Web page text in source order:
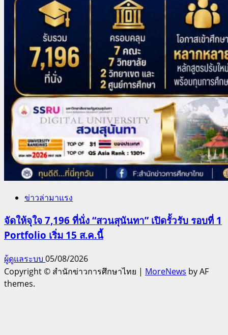
ข่าวล่ามาแรง
จัดให้จุใจ 7,196 ที่นั่ง “สวนสุนันทา” เปิดรั้วรับ รอบที่ 1
Portfolio เริ่ม 15 ส.ค.นี้
ผู้ดูแลระบบ 05/08/2026
Copyright © สำนักข่าวการศึกษาไทย | MoreNews by AF
themes.